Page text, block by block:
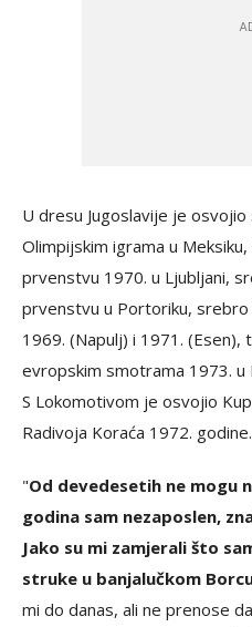
U dresu Jugoslavije je
Olimpijskim igrama u
prvenstvu 1970. u Ljubljani,
prvenstvu u Portoriku,
1969. (Napulj) i 1971. (Esen),
evropskim smotrama 1973. u
S Lokomotivom je osvojio
Radivoja Koraća 1972. godine.
"Od devedesetih ne mogu
godina sam nezaposlen,
Jako su mi zamjerali što
struke u banjalučkom
mi do danas, ali ne prenose